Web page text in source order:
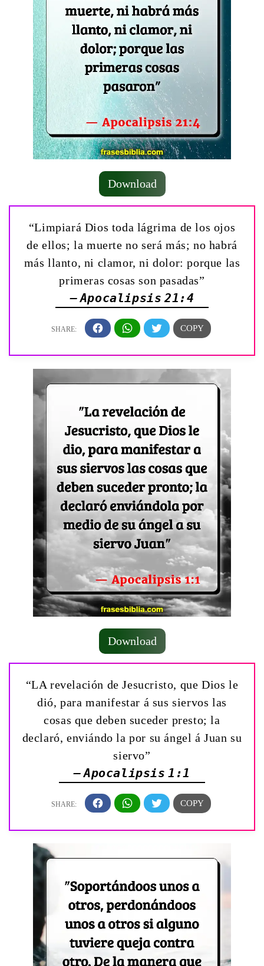
Download
“Limpiará Dios toda lágrima de los ojos
de ellos; la muerte no será más; no habrá
más llanto, ni clamor, ni dolor: porque las
primeras cosas son pasadas”
— Apocalipsis 21:4
Download
“LA revelación de Jesucristo, que Dios le
dió, para manifestar á sus siervos las
cosas que deben suceder presto; la
declaró, enviándo la por su ángel á Juan su
siervo”
— Apocalipsis 1:1